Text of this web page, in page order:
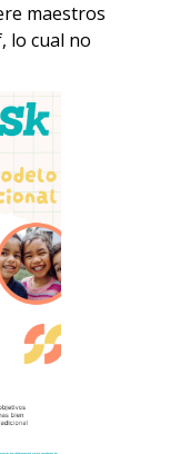
maestros
lo cual no